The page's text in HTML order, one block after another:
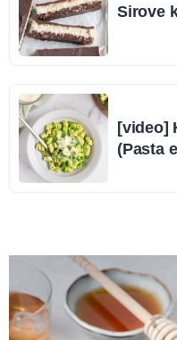
Sirove
[video]
(Pasta